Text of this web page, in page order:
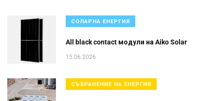
СОЛАРНА ЕНЕРГИЯ
All black contact модули на Aiko Solar
15.06.2026
СЪХРАНЕНИЕ НА ЕНЕРГИЯ